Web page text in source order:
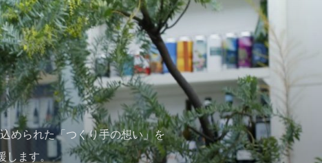
められた「つくり手の想い」を
します。